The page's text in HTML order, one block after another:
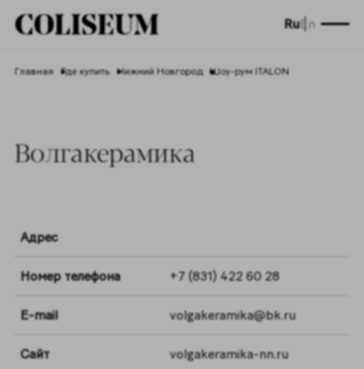
RuEn
Главная Где купить Нижний Новгород Шоу-рум ITALON
Волгакерамика
Адрес
Номер телефона +7 (831) 422 60 28
E-mail volgakeramika@bk.ru
Сайт volgakeramika-nn.ru